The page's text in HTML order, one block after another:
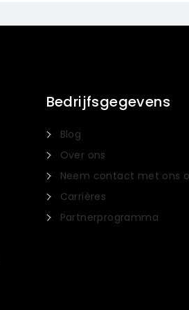
Bedrijfsgegevens
Blog
Over ons
Neem contact met ons
Carrières
Partnerprogramma